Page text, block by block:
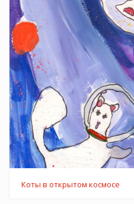
Коты в открытом космосе